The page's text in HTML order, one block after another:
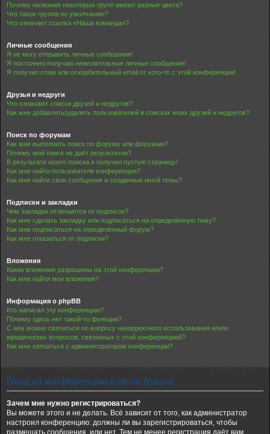
Почему названия некоторых групп имеют разные цвета?
Что такое группа по умолчанию?
Что означает ссылка «Наша команда»?
Личные сообщения
Я не могу отправить личные сообщения!
Я постоянно получаю нежелательные личные сообщения!
Я получил спам или оскорбительный email от кого-то с этой конференции!
Друзья и недруги
Что означают списки друзей и недругов?
Как мне добавлять/удалять пользователей в списках моих друзей и недругов?
Поиск по форумам
Как мне выполнить поиск по форуму или форумам?
Почему мой поиск не даёт результатов?
В результате моего поиска я получил пустую страницу!
Как мне найти пользователя конференции?
Как мне найти свои сообщения и созданные мной темы?
Подписки и закладки
Чем закладки отличаются от подписок?
Как мне сделать закладку или подписаться на определённую тему?
Как мне подписаться на определённый форум?
Как мне отказаться от подписки?
Вложения
Какие вложения разрешены на этой конференции?
Как мне найти мои вложения?
Информация о phpBB
Кто написал эту конференцию?
Почему здесь нет такой-то функции?
С кем можно связаться по вопросу некорректного использования и/или
юридических вопросов, связанных с этой конференцией?
Как мне связаться с администратором конференции?
Вход на конференцию и регистрация
Зачем мне нужно регистрироваться?
Вы можете этого и не делать. Всё зависит от того, как администратор
настроил конференцию: должны ли вы зарегистрироваться, чтобы
размещать сообщения, или нет. Тем не менее регистрация даёт вам